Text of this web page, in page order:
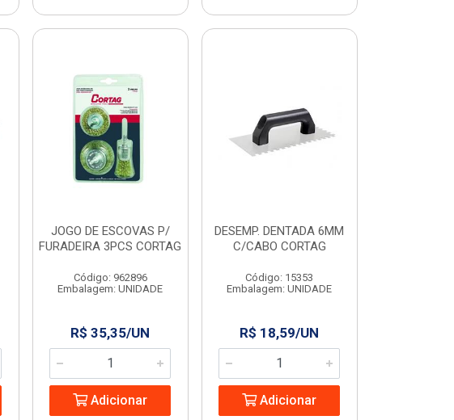
JOGO DE ESCOVAS P/
FURADEIRA 3PCS CORTAG
Código: 962896
Embalagem: UNIDADE
R$ 35,35/UN
Adicionar
DESEMP. DENTADA 6MM
C/CABO CORTAG
Código: 15353
Embalagem: UNIDADE
R$ 18,59/UN
Adicionar